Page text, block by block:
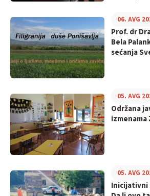
Prof. dr
Bela
sećanja
06. AVG
Održana
izmenama
05. AVG
Inicijativni
05. AVG